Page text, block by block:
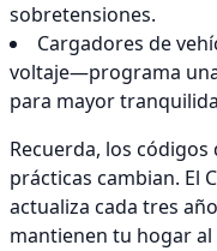
sobretensiones.
Cargadores de
voltaje—programa
para mayor
Recuerda, los
prácticas cambian. El
actualiza cada tres
mantienen tu hogar al